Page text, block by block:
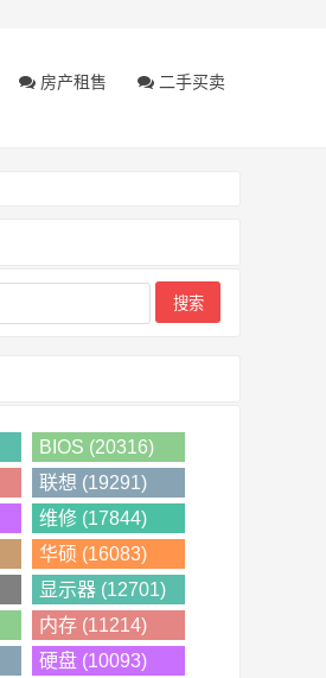
房产租售 二手买卖
BIOS (20316)
联想 (19291)
维修 (17844)
华硕 (16083)
显示器 (12701)
内存 (11214)
硬盘 (10093)